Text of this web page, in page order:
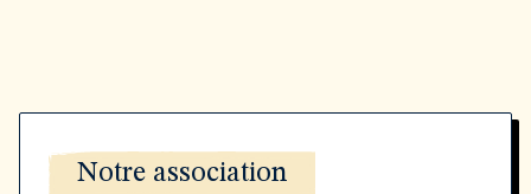
Notre association